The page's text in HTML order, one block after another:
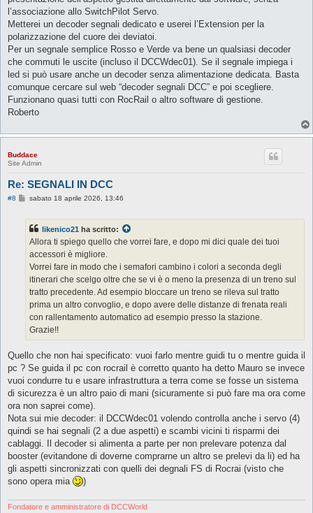
g
i
o
l’associazione allo SwitchPilot Servo.
Metterei un decoder segnali dedicato e userei l’Extension per la
polarizzazione del cuore dei deviatoi.
Per un segnale semplice Rosso e Verde va bene un qualsiasi decoder
che commuti le uscite (incluso il DCCWdec01). Se il segnale impiega i
led si può usare anche un decoder senza alimentazione dedicata. Basta
comunque cercare sul web “decoder segnali DCC” e poi scegliere.
Funzionano quasi tutti con RocRail o altro software di gestione.
Roberto
Buddace
Site Admin
Re: SEGNALI IN DCC
#8
M
a
o
sabato 18 aprile 2026, 13:46
likenico21 ha scritto:
Allora ti spiego quello che vorrei fare, e dopo mi dici quale dei tuoi
accessori è migliore.
Vorrei fare in modo che i semafori cambino i colori a seconda degli
itinerari che scelgo oltre che se vi è o meno la presenza di un treno sul
tratto precedente. Ad esempio bloccare un treno se rileva sul tratto
prima un altro convoglio, e dopo avere delle distanze di frenata reali
con rallentamento automatico ad esempio presso la stazione.
Grazie!!
Quello che non hai specificato: vuoi farlo mentre guidi tu o mentre guida il
pc ? Se guida il pc con rocrail è corretto quanto ha detto Mauro se invece
vuoi condurre tu e usare infrastruttura a terra come se fosse un sistema
di sicurezza è un altro paio di mani (sicuramente si può fare ma ora come
ora non saprei come).
Nota sui mie decoder: il DCCWdec01 volendo controlla anche i servo (4)
quindi se hai segnali (2 a due aspetti) e scambi vicini ti risparmi dei
cablaggi. Il decoder si alimenta a parte per non prelevare potenza dal
booster (evitandone di doverne comprarne un altro se prelevi da li) ed ha
gli aspetti sincronizzati con quelli dei degnali FS di Rocrai (visto che
sono opera mia
)
Fondatore e amministratore di DCCWorld